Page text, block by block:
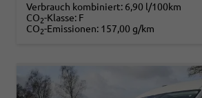
Verbrauch kombiniert: 6,90 l/100km
CO2-Klasse: F
CO2-Emissionen: 157,00 g/km